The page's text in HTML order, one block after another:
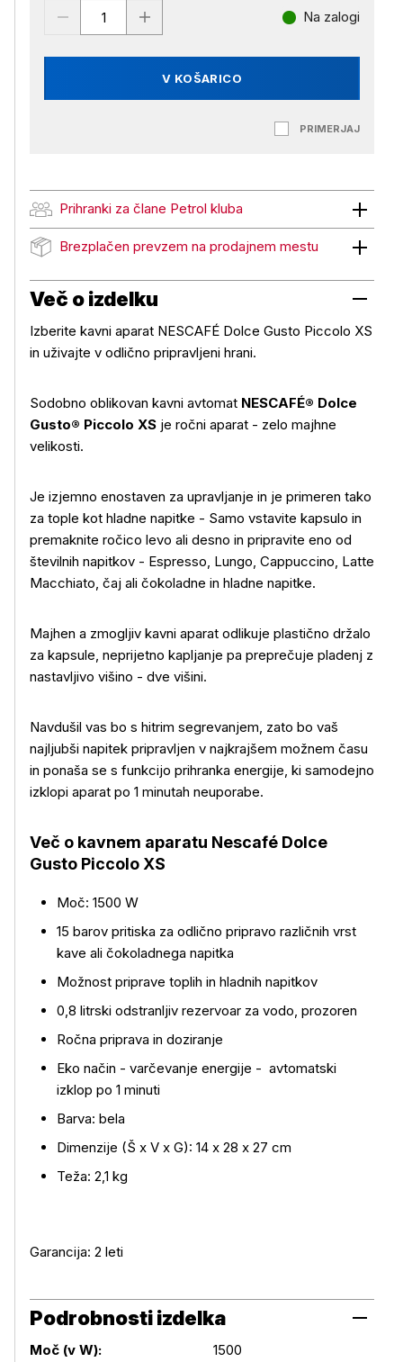
V KOŠARICO
Na zalogi
PRIMERJAJ
Prihranki za člane Petrol kluba
Prihranki za člane Petrol kluba
Brezplačen prevzem na prodajnem mestu
Brezplačen prevzem na prodajnem mestu
Več o izdelku
Več o izdelku
Izberite kavni aparat NESCAFÉ Dolce Gusto Piccolo XS
in uživajte v odlično pripravljeni hrani.
Sodobno oblikovan kavni avtomat NESCAFÉ® Dolce
Gusto® Piccolo XS je ročni aparat - zelo majhne
velikosti.
Je izjemno enostaven za upravljanje in je primeren tako
za tople kot hladne napitke - Samo vstavite kapsulo in
premaknite ročico levo ali desno in pripravite eno od
številnih napitkov - Espresso, Lungo, Cappuccino, Latte
Macchiato, čaj ali čokoladne in hladne napitke.
Majhen a zmogljiv kavni aparat odlikuje plastično držalo
za kapsule, neprijetno kapljanje pa preprečuje pladenj z
nastavljivo višino - dve višini.
Navdušil vas bo s hitrim segrevanjem, zato bo vaš
najljubši napitek pripravljen v najkrajšem možnem času
in ponaša se s funkcijo prihranka energije, ki samodejno
izklopi aparat po 1 minutah neuporabe.
Več o kavnem aparatu Nescafé Dolce
Gusto Piccolo XS
Moč: 1500 W
15 barov pritiska za odlično pripravo različnih vrst
kave ali čokoladnega napitka
Možnost priprave toplih in hladnih napitkov
0,8 litrski odstranljiv rezervoar za vodo, prozoren
Ročna priprava in doziranje
Eko način - varčevanje energije - avtomatski
izklop po 1 minuti
Barva: bela
Dimenzije (Š x V x G): 14 x 28 x 27 cm
Teža: 2,1 kg
Garancija: 2 leti
Podrobnosti izdelka
Moč (v W): 1500